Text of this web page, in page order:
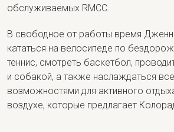
обслуживаемых RMCC.
В свободное от работы время
кататься на велосипеде по
теннис, смотреть баскетбол,
и собакой, а также наслаждаться
возможностями для активного
воздухе, которые предлагает